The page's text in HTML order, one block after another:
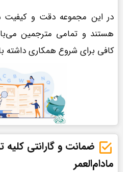
در این مجموعه دقت و کیفیت
هستند و تمامی مترجمین
کافی برای شروع همکاری داشته
ضمانت و گارانتی
مادام‌العمر